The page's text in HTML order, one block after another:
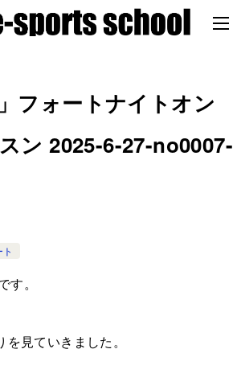
フォートナイトオン
ン 2025-6-27-no0007-
す。
見ていきました。